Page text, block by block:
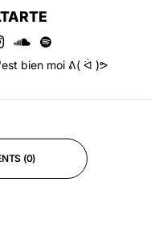
bien moi ᕕ( ᐛ )ᕗ
(0)